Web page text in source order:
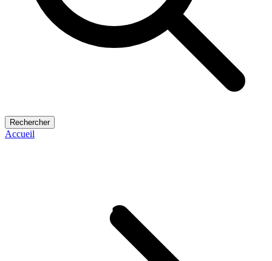
Rechercher
Accueil